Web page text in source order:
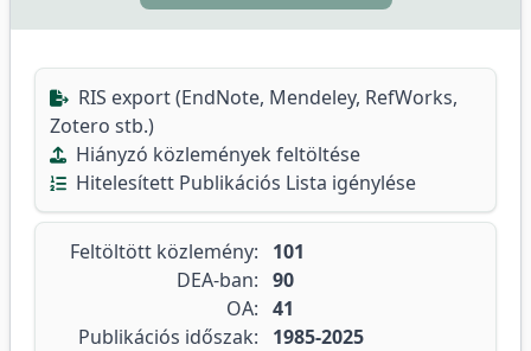
RIS export (EndNote, Mendeley, RefWorks,
Zotero stb.)
Hiányzó közlemények feltöltése
Hitelesített Publikációs Lista igénylése
Feltöltött közlemény:
101
DEA-ban: 90
OA: 41
Publikációs időszak:
1985-2025